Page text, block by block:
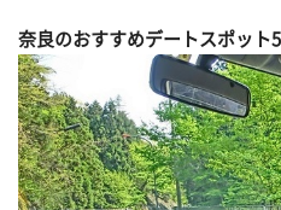
奈良のおすすめデートスポット